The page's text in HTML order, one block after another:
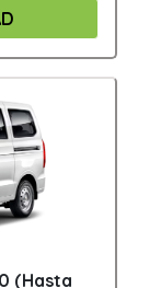
(Hasta